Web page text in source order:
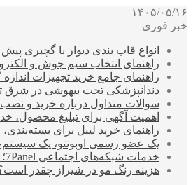
۱۴۰۵/۰۵/۱۶
خبر فوری
انواع قاب بندی دیوار با گچبری
راهنمای انتخاب سیم جوش و
راهنمای جامع خرید تجهیزات
دندانپزشکی تحت بیهوشی در شرق
سوالات متداول درباره خرید و
اهمیت آگهی برای تبلیغ محصول،
راهنمای خرید لیبل برای
یک عضو رسمی اوبونتو، یک
خدمات شبکه‌های اجتماعی 7Panel؛ از جذب مخاطب تا افزایش درآمد
هزینه رنگ مو در شیراز چقدر